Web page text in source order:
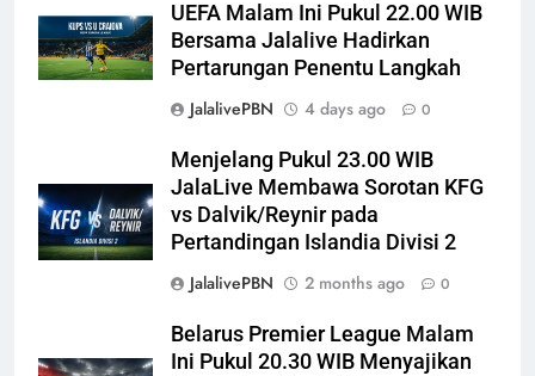
UEFA Malam Ini Pukul 22.00 WIB
Bersama Jalalive Hadirkan
Pertarungan Penentu Langkah
JalalivePBN
4 days ago 0
Menjelang Pukul 23.00 WIB
JalaLive Membawa Sorotan KFG
vs Dalvik/Reynir pada
Pertandingan Islandia Divisi 2
JalalivePBN
2 months ago 0
Belarus Premier League Malam
Ini Pukul 20.30 WIB Menyajikan